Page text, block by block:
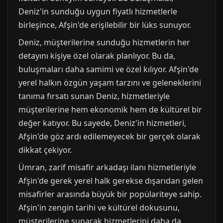
Deniz'in sunduğu uygun fiyatlı hizmetlerle
birleşince, Afşin'de erişilebilir bir lüks sunuyor.
Deniz, müşterilerine sunduğu hizmetlerin her
detayını kişiye özel olarak planlıyor. Bu da,
buluşmaları daha samimi ve özel kılıyor. Afşin'de
yerel halkın özgün yaşam tarzını ve geleneklerini
tanıma fırsatı sunan Deniz, hizmetleriyle
müşterilerine hem ekonomik hem de kültürel bir
değer katıyor. Bu sayede, Deniz'in hizmetleri,
Afşin'de göz ardı edilemeyecek bir gerçek olarak
dikkat çekiyor.
Ümran, zarif misafir arkadaşı ilanı hizmetleriyle
Afşin'de gerek yerel halk gerekse dışarıdan gelen
misafirler arasında büyük bir popülariteye sahip.
Afşin'in zengin tarihi ve kültürel dokusunu,